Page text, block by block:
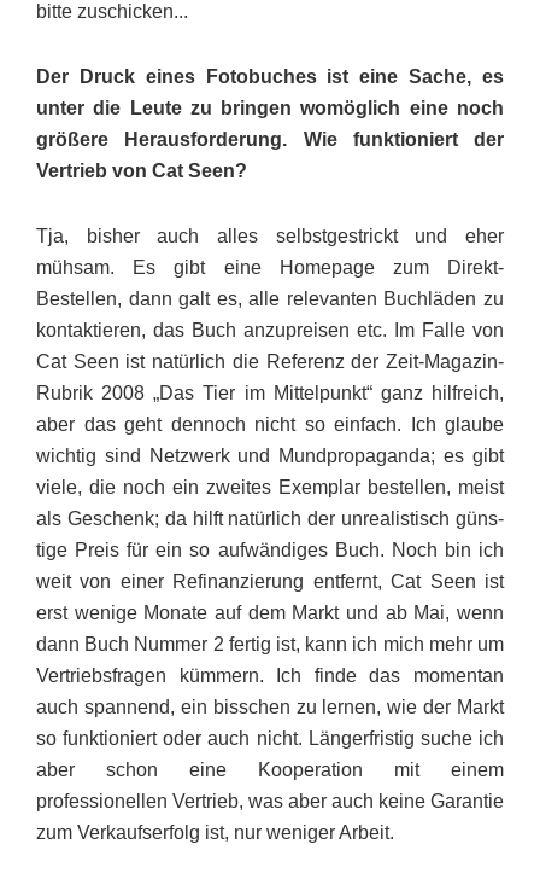
bitte zuschicken...
Der Druck eines Fotobuches ist eine Sache, es
unter die Leute zu bringen womöglich eine noch
grö­ßere Herausforderung. Wie funktioniert der
Vertrieb von Cat Seen?
Tja, bisher auch alles selbstgestrickt und eher
mühsam. Es gibt eine Homepage zum Direkt-
Bestellen, dann galt es, alle relevanten Buch­l­äden zu
kontaktieren, das Buch anzu­preisen etc. Im Falle von
Cat Seen ist natürlich die Referenz der Zeit-Magazin-
Rubrik 2008 „Das Tier im Mittelpunkt“ ganz hilfreich,
aber das geht dennoch nicht so einfach. Ich glaube
wichtig sind Netz­werk und Mundpropaganda; es gibt
viele, die noch ein zweites Exem­plar bestellen, meist
als Ge­schenk; da hilft natürlich der unrealistisch güns­-
tige Preis für ein so aufwändiges Buch. Noch bin ich
weit von einer Refinanzierung entfernt, Cat Seen ist
erst wenige Monate auf dem Markt und ab Mai, wenn
dann Buch Nummer 2 fertig ist, kann ich mich mehr um
Vertriebsfragen kümmern. Ich finde das momentan
auch spannend, ein bisschen zu lernen, wie der Markt
so funktioniert oder auch nicht. Länger­fristig suche ich
aber schon eine Kooperation mit einem
professionellen Vertrieb, was aber auch keine Garantie
zum Verkaufs­erfolg ist, nur weniger Arbeit.